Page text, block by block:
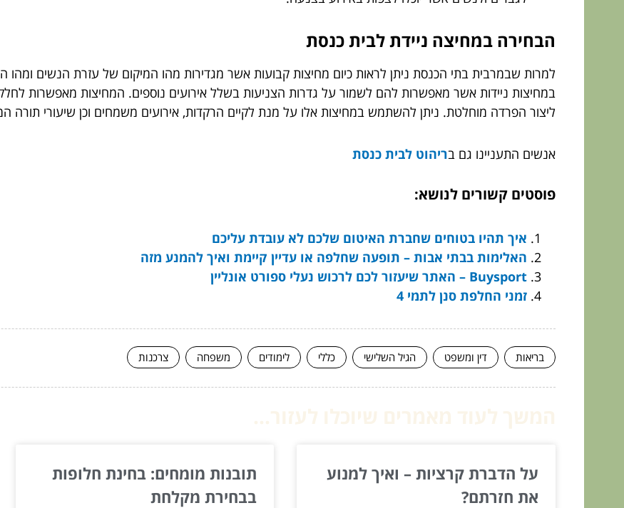
הבחירה במחיצה ניידת לבית כנסת
למרות שבמרבית בתי הכנסת ניתן לראות כיום מחיצות קבועות אשר מגדירות מהו המיקום של עזרת הנשים ומהו
במחיצות ניידות אשר מאפשרות להם לשמור על גדרות הצניעות בשלל אירועים נוספים. המחיצות מאפשרות לחלק
ליצור הפרדה מוחלטת. ניתן להשתמש במחיצות אלו על מנת לקיים הרקדות, אירועים משמחים וכן שיעורי תורה
אנשים התעניינו גם בריהוט לבית כנסת
פוסטים קשורים לנושא:
איך תהיו בטוחים שחברת האיטום שלכם לא עובדת עליכם
האלימות בבתי אבות – תופעה שחלפה או עדיין קיימת ואיך להמנע מזה
Buysport – האתר שיעזור לכם לרכוש נעלי ספורט אונליין
זמני החלפת סנן לתמי 4
בריאות דין ומשפט הגיל השלישי כללי לימודים משפחה צרכנות
על הדברת קרציות – ואיך למנוע
את חזרתם?
תובנות מומחים: בחינת חלופות
בבחירת מקלחת